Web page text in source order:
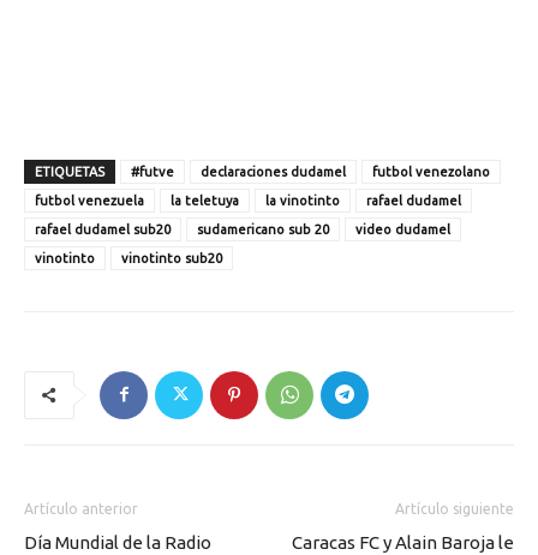
ETIQUETAS #futve declaraciones dudamel
futbol venezolano
futbol venezuela
la teletuya la vinotinto
rafael dudamel
rafael dudamel sub20
sudamericano sub 20
video dudamel
vinotinto
vinotinto sub20
Artículo anterior
Día Mundial de la Radio
Artículo siguiente
Caracas FC y Alain Baroja le